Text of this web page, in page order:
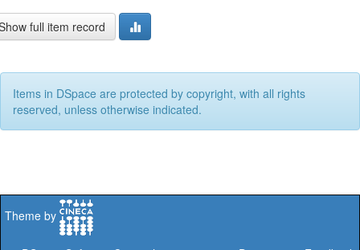
full item record
Items in DSpace are protected by copyright, with all rights
reserved, unless otherwise indicated.
Theme by